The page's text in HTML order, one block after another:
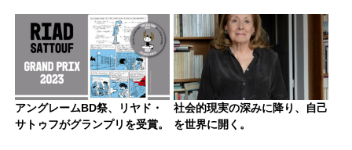
アングレームBD祭、リヤド・
サトゥフがグランプリを受賞。
社会的現実の深みに降り、自己
を世界に開く。